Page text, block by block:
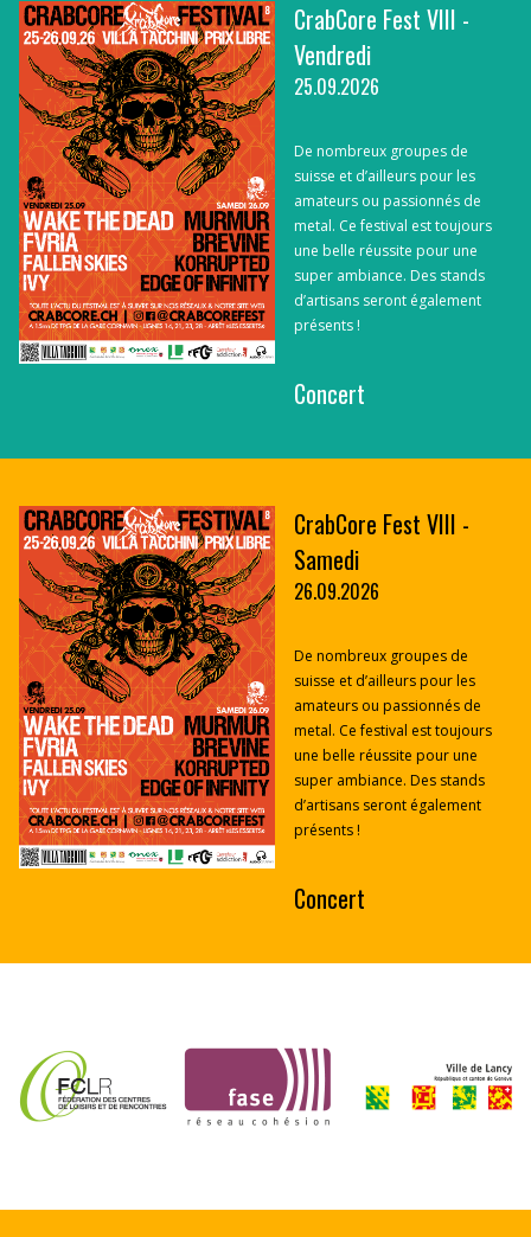
CrabCore Fest VIII -
Vendredi
25.09.2026
De nombreux groupes de
suisse et d’ailleurs pour les
amateurs ou passionnés de
metal. Ce festival est toujours
une belle réussite pour une
super ambiance. Des stands
d’artisans seront également
présents !
Concert
CrabCore Fest VIII -
Samedi
26.09.2026
De nombreux groupes de
suisse et d’ailleurs pour les
amateurs ou passionnés de
metal. Ce festival est toujours
une belle réussite pour une
super ambiance. Des stands
d’artisans seront également
présents !
Concert